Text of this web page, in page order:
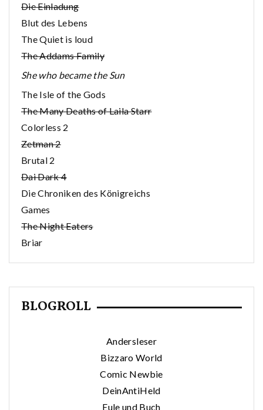
Die Einladung
Blut des Lebens
The Quiet is loud
The Addams Family
She who became the Sun
The Isle of the Gods
The Many Deaths of Laila Starr
Colorless 2
Zetman 2
Brutal 2
Dai Dark 4
Die Chroniken des Königreichs
Games
The Night Eaters
Briar
BLOGROLL
Andersleser
Bizzaro World
Comic Newbie
DeinAntiHeld
Eule und Buch